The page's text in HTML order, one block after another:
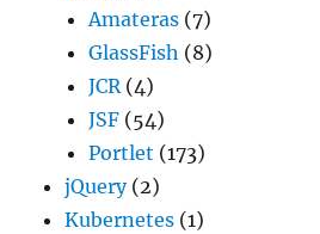
Amateras (7)
GlassFish (8)
JCR(4)
JSF (54)
Portlet (173)
jQuery(2)
Kubernetes (1)